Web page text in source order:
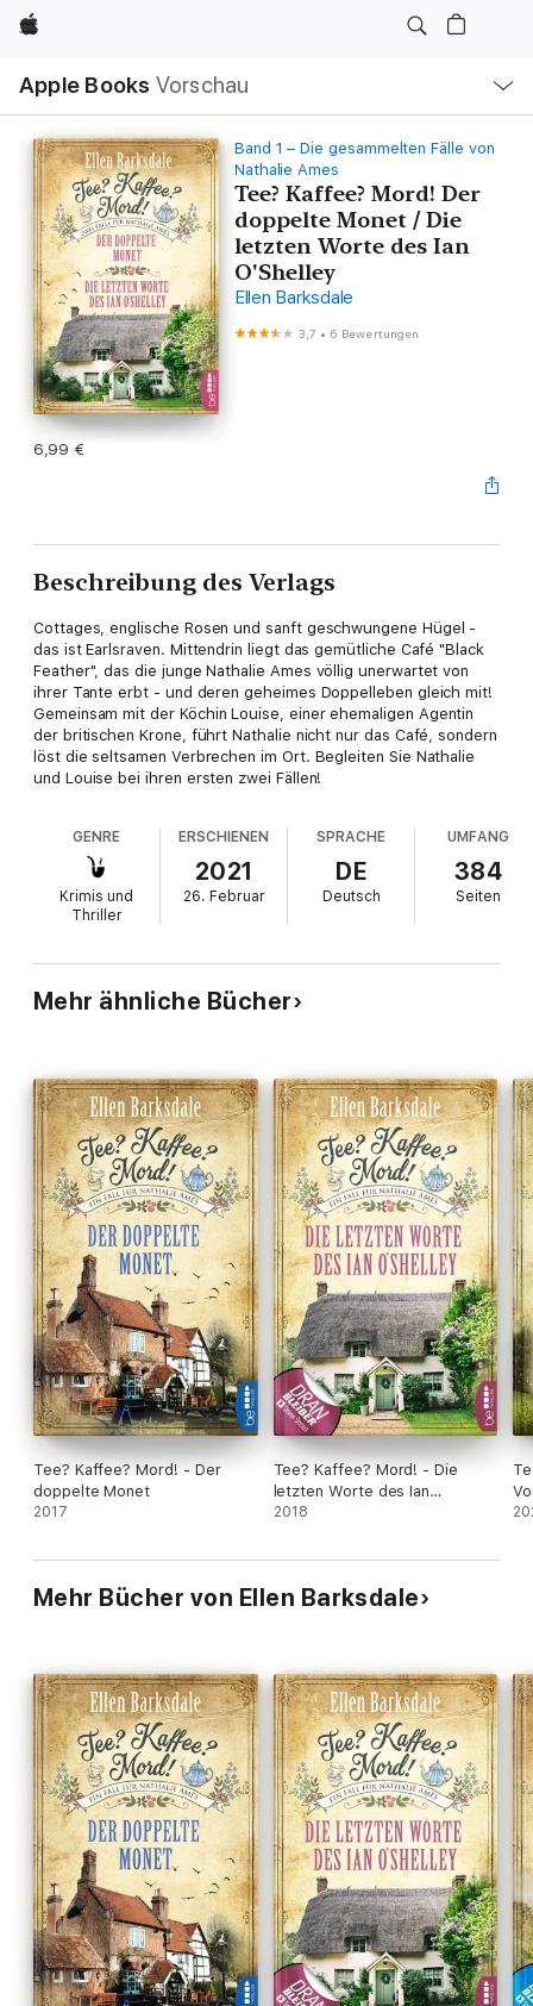
Apple
Apple Books Vorschau
Navigation
Menü
öffnen
Band 1 – Die gesammelten Fälle von
Nathalie Ames
Tee? Kaffee? Mord! Der
doppelte Monet / Die
letzten Worte des Ian
O'Shelley
Ellen Barksdale
3,7 • 6 Bewertungen
6,99 €
Beschreibung des Verlags
Cottages, englische Rosen und sanft geschwungene Hügel -
das ist Earlsraven. Mittendrin liegt das gemütliche Café "Black
Feather", das die junge Nathalie Ames völlig unerwartet von
ihrer Tante erbt - und deren geheimes Doppelleben gleich mit!
Gemeinsam mit der Köchin Louise, einer ehemaligen Agentin
der britischen Krone, führt Nathalie nicht nur das Café, sondern
löst die seltsamen Verbrechen im Ort. Begleiten Sie Nathalie
und Louise bei ihren ersten zwei Fällen!
GENRE
Krimis und
Thriller
ERSCHIENEN
2021
26. Februar
SPRACHE
DE
Deutsch
UMFANG
384
Seiten
Mehr ähnliche Bücher
Tee? Kaffee? Mord! - Der
doppelte Monet
2017
Tee? Kaffee? Mord! - Die
letzten Worte des Ian
O'Shelley
2018
Mehr Bücher von Ellen Barksdale